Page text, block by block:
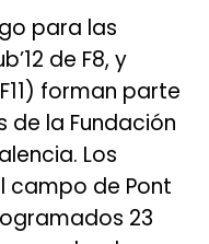
para las
de F8, y
F11) forman parte
de la Fundación
Los
campo de Pont
23